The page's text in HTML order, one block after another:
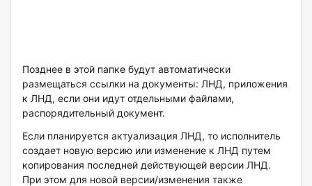
Позднее в этой папке будут автоматически
размещаться ссылки на документы: ЛНД, приложения
к ЛНД, если они идут отдельными файлами,
распорядительный документ.
Если планируется актуализация ЛНД, то исполнитель
создает новую версию или изменение к ЛНД путем
копирования последней действующей версии ЛНД.
При этом для новой версии/изменения также